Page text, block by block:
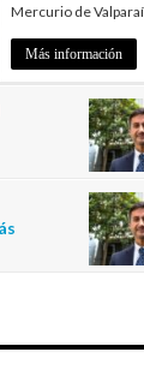
Mercurio de
Más información